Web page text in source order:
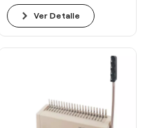
210 W
Ver Detalle